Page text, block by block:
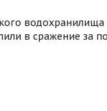
в сражение за